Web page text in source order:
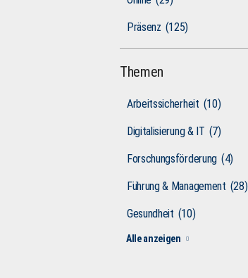
Präsenz (125)
Themen
Arbeitssicherheit (10)
Digitalisierung & IT (7)
Forschungsförderung (4)
Führung & Management (28)
Gesundheit (10)
Alle anzeigen